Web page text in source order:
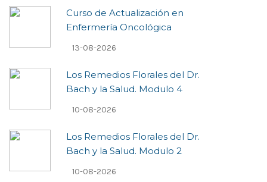
Curso de Actualización en
Enfermería Oncológica
13-08-2026
Los Remedios Florales del Dr.
Bach y la Salud. Modulo 4
10-08-2026
Los Remedios Florales del Dr.
Bach y la Salud. Modulo 2
10-08-2026